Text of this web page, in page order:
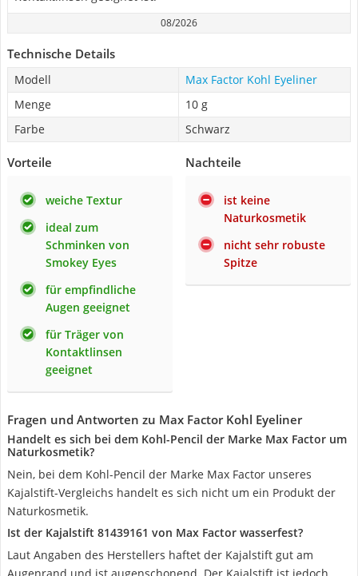
08/2026
Technische Details
Modell
Max Factor Kohl Eyeliner
Menge
10 g
Farbe
Schwarz
Vorteile
weiche Textur
ideal zum
Schminken von
Smokey Eyes
für empfindliche
Augen geeignet
für Träger von
Kontaktlinsen
geeignet
Nachteile
ist keine
Naturkosmetik
nicht sehr robuste
Spitze
Fragen und Antworten zu Max Factor Kohl Eyeliner
Handelt es sich bei dem Kohl-Pencil der Marke Max Factor um
Naturkosmetik?
Nein, bei dem Kohl-Pencil der Marke Max Factor unseres
Kajalstift-Vergleichs handelt es sich nicht um ein Produkt der
Naturkosmetik.
Ist der Kajalstift 81439161 von Max Factor wasserfest?
Laut Angaben des Herstellers haftet der Kajalstift gut am